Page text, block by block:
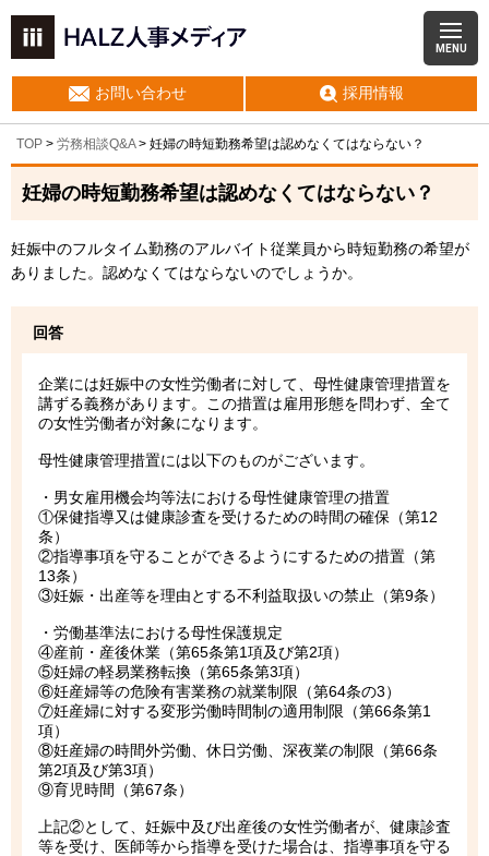
MENU
お問い合わせ 採用情報
TOP > 労務相談Q&A> 妊婦の時短勤務希望は認めなくてはならない？
妊婦の時短勤務希望は認めなくてはならない？
妊娠中のフルタイム勤務のアルバイト従業員から時短勤務の希望が
ありました。認めなくてはならないのでしょうか。
回答
企業には妊娠中の女性労働者に対して、母性健康管理措置を
講ずる義務があります。この措置は雇用形態を問わず、全て
の女性労働者が対象になります。
母性健康管理措置には以下のものがございます。
・男女雇用機会均等法における母性健康管理の措置
①保健指導又は健康診査を受けるための時間の確保（第12
条）
②指導事項を守ることができるようにするための措置（第
13条）
③妊娠・出産等を理由とする不利益取扱いの禁止（第9条）
・労働基準法における母性保護規定
④産前・産後休業（第65条第1項及び第2項）
⑤妊婦の軽易業務転換（第65条第3項）
⑥妊産婦等の危険有害業務の就業制限（第64条の3）
⑦妊産婦に対する変形労働時間制の適用制限（第66条第1
項）
⑧妊産婦の時間外労働、休日労働、深夜業の制限（第66条
第2項及び第3項）
⑨育児時間（第67条）
上記②として、妊娠中及び出産後の女性労働者が、健康診査
等を受け、医師等から指導を受けた場合は、指導事項を守る